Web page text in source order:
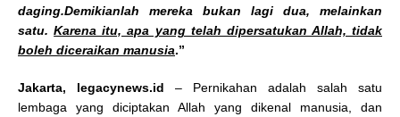
daging.Demikianlah mereka bukan lagi dua, melainkan
satu.Karena itu, apa yang telah dipersatukan Allah, tidak
boleh diceraikan manusia.”
Jakarta, legacynews.id – Pernikahan adalah salah satu
lembaga yang diciptakan Allah yang dikenal manusia, dan